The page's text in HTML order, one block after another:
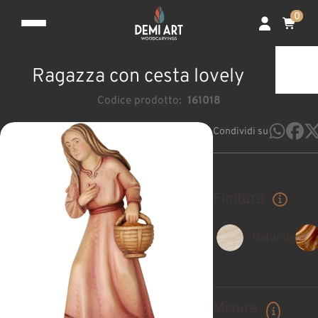
0
Ragazza con cesta lovely
Codice prodotto: 161018
Condividi su